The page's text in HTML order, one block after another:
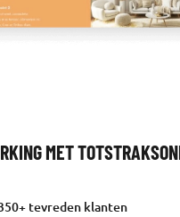
MET
tevreden klanten